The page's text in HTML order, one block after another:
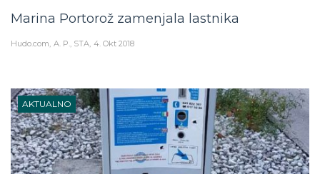
Marina Portorož zamenjala lastnika
Hudo.com A. P., STA 4. Okt 2018
AKTUALNO